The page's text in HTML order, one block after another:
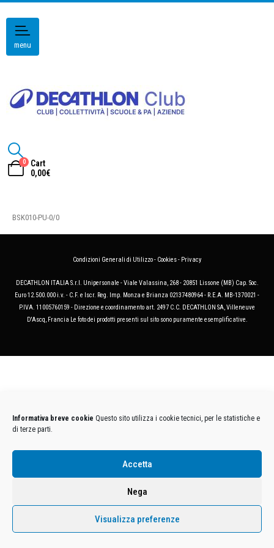
Informativa breve cookie Questo sito utilizza i cookie tecnici, per le statistiche e
di terze parti.
Accetta
Nega
Visualizza preferenze
menu
0
Cart
0,00€
BSK010-PU-0/0
Condizioni Generali di Utilizzo- Cookies- Privacy
DECATHLON ITALIA S.r.l. Unipersonale - Viale Valassina, 268 - 20851 Lissone (MB) Cap. Soc.
Euro 12.500.000 i.v. - C.F. e Iscr. Reg. Imp. Monza e Brianza 02137480964 - R.E.A. MB-1370021 -
P.IVA. 11005760159 - Direzione e coordinamento art. 2497 C.C. DECATHLON SA, Villeneuve
D'Ascq, Francia Le foto dei prodotti presenti sul sito sono puramente esemplificative.